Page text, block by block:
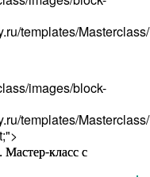
templates/
images/block-
templates/
класс с